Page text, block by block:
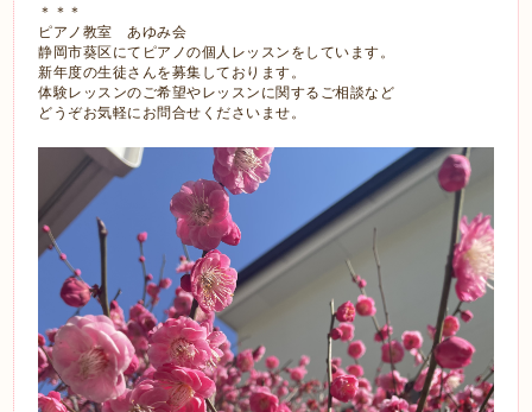
＊＊＊
ピアノ教室 あゆみ会
静岡市葵区にてピアノの個人レッスンをしています。
新年度の生徒さんを募集しております。
体験レッスンのご希望やレッスンに関するご相談など
どうぞお気軽にお問合せくださいませ。